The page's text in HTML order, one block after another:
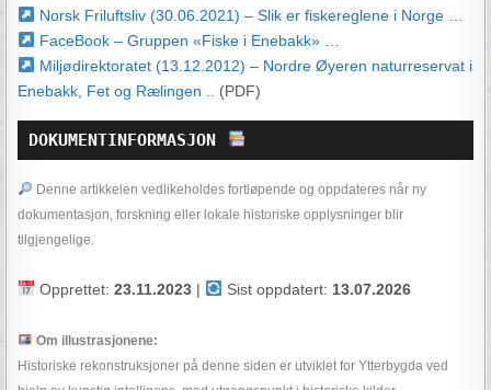
Norsk Friluftsliv (30.06.2021) – Slik er fiskereglene i Norge
FaceBook – Gruppen «Fiske i Enebakk»
Miljødirektoratet (13.12.2012) – Nordre Øyeren naturreservat i
Enebakk, Fet og Rælingen .. (PDF)
DOKUMENTINFORMASJON
Denne artikkelen vedlikeholdes fortløpende og oppdateres når ny
dokumentasjon, forskning eller lokale historiske opplysninger blir
tilgjengelige.
Opprettet:23.11.2023 | Sist oppdatert: 13.07.2026
Om illustrasjonene:
Historiske rekonstruksjoner på denne siden er utviklet for Ytterbygda ved